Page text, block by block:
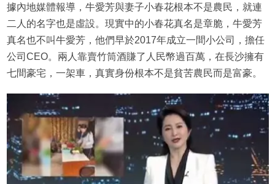
據內地媒體報導，牛愛芳與妻子小春花根本不是農民，就連
二人的名字也是虛設。現實中的小春花真名是章脆，牛愛芳
真名也不叫牛愛芳，他們早於2017年成立一間小公司，擔任
公司CEO。兩人靠賣竹筒酒賺了人民幣過百萬，在長沙擁有
七間豪宅，一架車，真實身份根本不是貧苦農民而是富豪。